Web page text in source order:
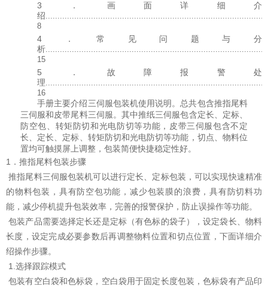
3 ．画面详细介
绍
8
4 ．常见问题与分
析
15
5 ．故障报警处
理
16
手册主要介绍三伺服包装机使用说明。总共包含推指尾料
三伺服和皮带尾料三伺服。其中推纸三伺服包含定长、定标、
防空包、转矩防切和光电防切等功能，皮带三伺服包含不定
长、定长、定标、转矩防切和光电防切等功能，切点、物料位
置均可触摸屏上调整，包装简便快捷稳定性好。
1．推指尾料包装步骤
推指尾料三伺服包装机可以进行定长、定标包装，可以实现快速精准
的物料包装，具有防空包功能，减少包装膜的浪费，具有防切料功
能，减少停机提升包装效率，完善的报警保护，防止误操作等功能。
包装产品需要选择定长还是定标（有色标的袋子），设定袋长、物料
长度，设定完成必要参数后再调整物料位置和切点位置，下面详细介
绍操作步骤。
1.选择跟踪模式
包装有空白袋和色标袋，空白袋用于固定长度包装，色标袋有产品印